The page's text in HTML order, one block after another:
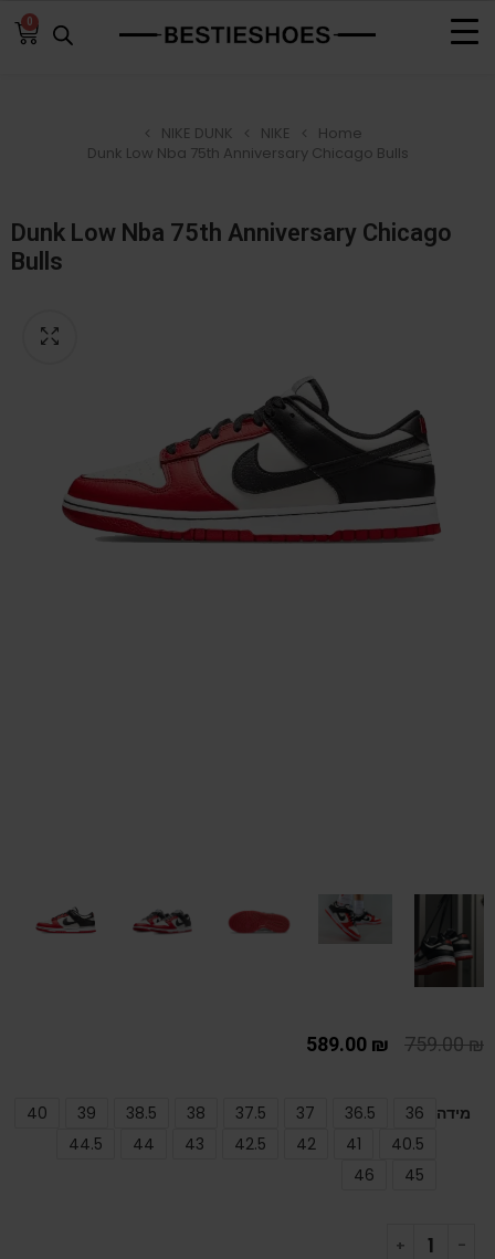
0
Home
NIKE
NIKE DUNK
Dunk Low Nba 75th Anniversary Chicago Bulls
Dunk Low Nba 75th Anniversary Chicago
Bulls
759.00₪
589.00 ₪
מידה 36
36.5
37
37.5
38
38.5
39
40
40.5
41
42
42.5
43
44
44.5
45
46